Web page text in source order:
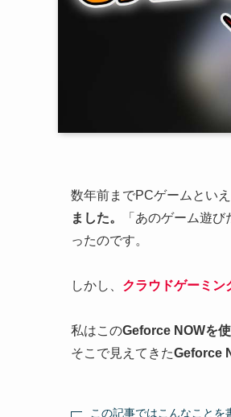
数年前までPCゲームとい
ました。
「あのゲーム遊
ったのです。
しかし、 クラウドゲーミン
私はこのGeforce NOWを
そこで見えてきたGeforce
この記事ではこんなことを